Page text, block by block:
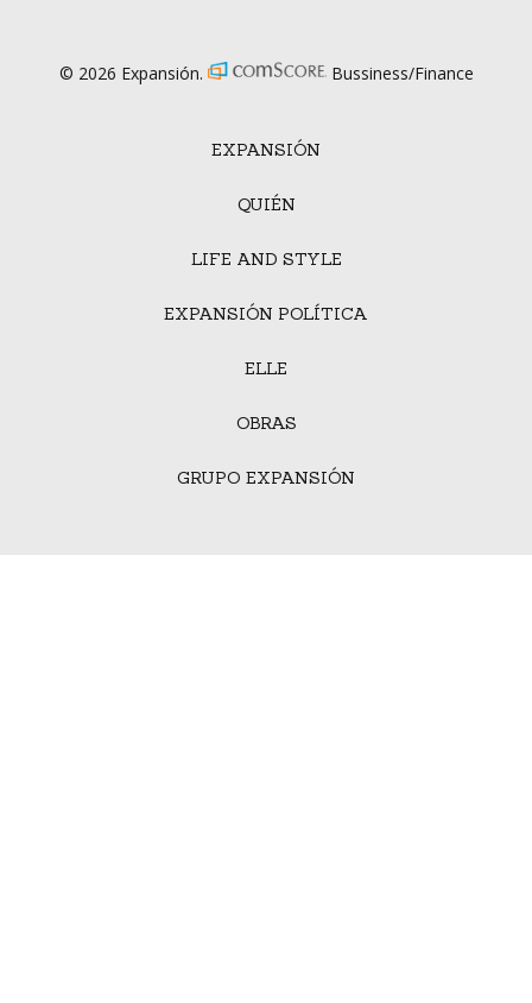
EXPANSIÓN
QUIÉN
LIFE AND STYLE
EXPANSIÓN POLÍTICA
ELLE
OBRAS
GRUPO EXPANSIÓN
© 2026 Expansión. Bussiness/Finance